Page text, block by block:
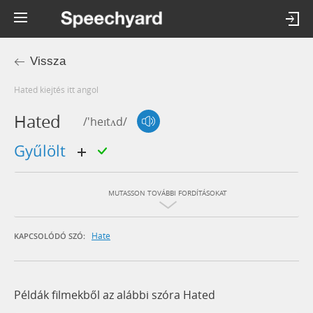
Vissza
hated kiejtés itt angol
Hated /'heɪtʌd/
gyűlölt
MUTASSON TOVÁBBI FORDÍTÁSOKAT
KAPCSOLÓDÓ SZÓ: Hate
Példák filmekből az alábbi szóra Hated